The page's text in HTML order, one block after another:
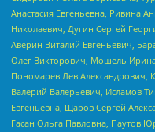
Анастасия Евгеньевна, Ривина
Николаевич, Дугин Сергей
Аверин Виталий Евгеньевич,
Олег Викторович, Мошель
Пономарев Лев Александрович,
Валерий Валерьевич, Исламов
Евгеньевна, Щаров Сергей
Гасан Ольга Павловна, Паутов